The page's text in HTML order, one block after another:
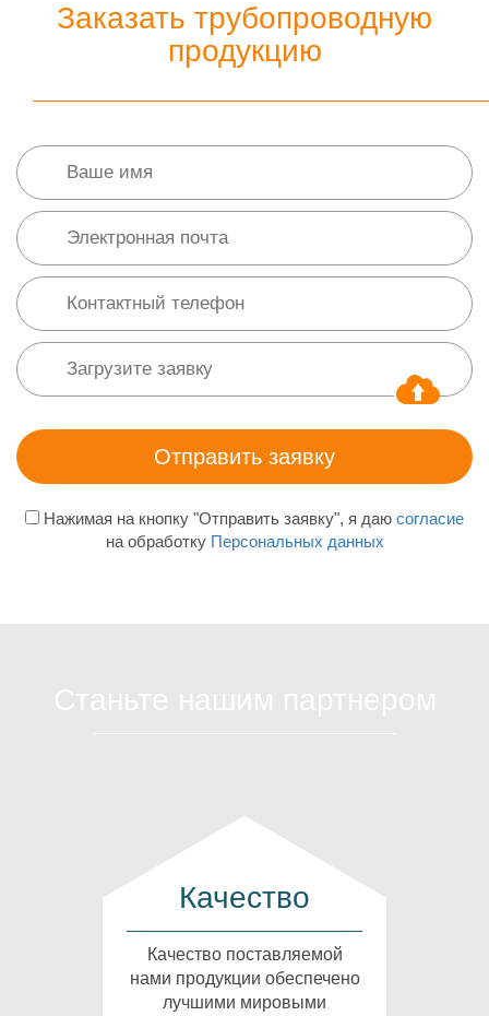
Заказать трубопроводную
продукцию
Нажимая на кнопку "Отправить заявку", я даю согласие
на обработку Персональных данных
Качество
Качество поставляемой
нами продукции обеспечено
лучшими мировыми